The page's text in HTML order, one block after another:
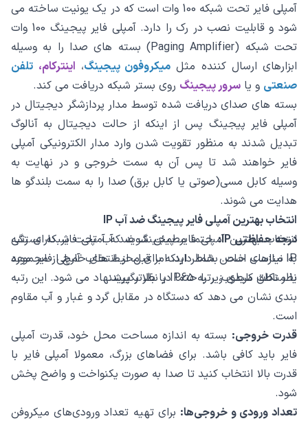
آمپلی فایر تحت شبکه 100 وات است که در یک یونیت ساخته می
شود و قابلیت نصب در رک را دارد. آمپلی فایر پیجینگ 100 وات
تحت شبکه (Paging Amplifier) بسته های صدا را به وسیله
ابزارهای ارسال کننده مثل میکروفون پیجینگ، اینترکام، تلفن
صنعتی و یا سرور پیجینگ روی بستر شبکه دریافت می کند.
بسته های صدای دریافت شده توسط مدار پردازشگر دیجیتال در
آمپلی فایر پیجینگ پس از اینکه از حالت دیجیتال به آنالوگ
تبدیل شدند به منظور تقویت شدن وارد مدار الکترونیکی آمپلی
فایر خواهند شد تا پس آن به سمت خروجی و در نهایت به
وسیله کابل مسی(صوتی یا کابل برق) صدا را به سمت بلندگو ها
هدایت می شوند.
انتخاب بهترین آمپلی فایر پیجینگ ضد آب IP
انتخاب بهترین آمپلی فایر پیجینگ ضد آب تحت شبکه بستگی
به نیازهای خاص شما دارد، اما قبل از انتخاب آمپلی فایر مورد
نظر نکات کلیدی زیر را حتما در نظر بگیرید:
درجه حفاظتی IP:
حتما مطمئن شوید که آمپلی فایر دارای رتبه
IP مناسب است. بخاطر اینکه برای محیط‌ های خارج از مجموعه
یا مناطق مرطوب، رتبه IP65 یا بالاتر پیشنهاد می ‌شود. این رتبه
‌بندی نشان می ‌دهد که دستگاه در مقابل گرد و غبار و آب مقاوم
است.
قدرت خروجی: بسته به اندازه مساحت محل خود، قدرت آمپلی
فایر باید کافی باشد. برای فضاهای بزرگ، معمولا آمپلی فایر با
قدرت بالا انتخاب کنید تا صدا به صورت یکنواخت و واضح پخش
شود.
تعداد ورودی و خروجی‌ها: برای تهیه تعداد ورودی‌های میکروفن